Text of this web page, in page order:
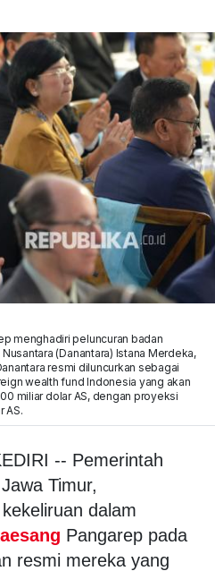
menghadiri peluncuran badan
(Danantara) Istana Merdeka,
resmi diluncurkan sebagai
wealth fund Indonesia yang akan
miliar dolar AS, dengan proyeksi
AS.
-- Pemerintah
Timur,
dalam
Pangarep pada
resmi mereka yang